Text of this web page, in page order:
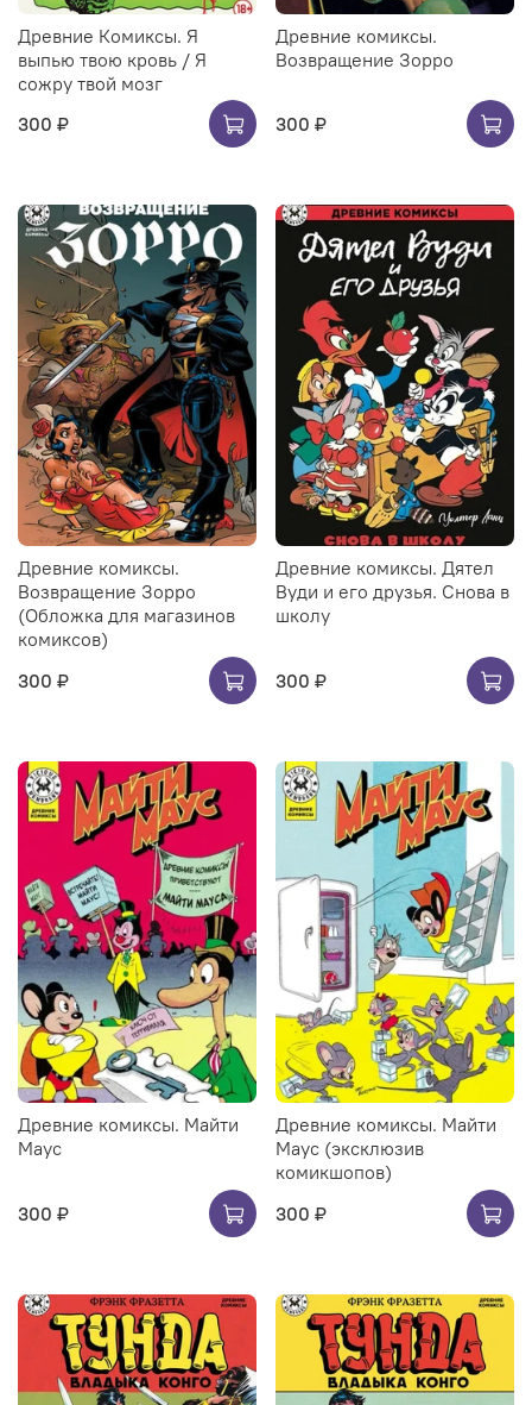
Древние Комиксы. Я
выпью твою кровь / Я
сожру твой мозг
300 ₽
Древние комиксы.
Возвращение Зорро
300 ₽
Древние комиксы.
Возвращение Зорро
(Обложка для магазинов
комиксов)
300 ₽
Древние комиксы. Дятел
Вуди и его друзья. Снова в
школу
300 ₽
Древние комиксы. Майти
Маус
300 ₽
Древние комиксы. Майти
Маус (эксклюзив
комикшопов)
300 ₽